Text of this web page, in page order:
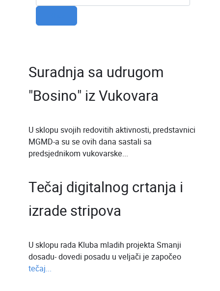
Suradnja sa udrugom
"Bosino" iz Vukovara
U sklopu svojih redovitih aktivnosti, predstavnici
MGMD-a su se ovih dana sastali sa
predsjednikom vukovarske...
Tečaj digitalnog crtanja i
izrade stripova
U sklopu rada Kluba mladih projekta Smanji
dosadu- dovedi posadu u veljači je započeo
tečaj...